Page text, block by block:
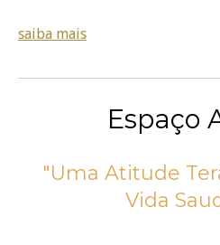
saiba mais
Espaço
"Uma Atitude
Vida